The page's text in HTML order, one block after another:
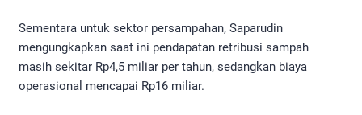
Sementara untuk sektor persampahan, Saparudin
mengungkapkan saat ini pendapatan retribusi sampah
masih sekitar Rp4,5 miliar per tahun, sedangkan biaya
operasional mencapai Rp16 miliar.